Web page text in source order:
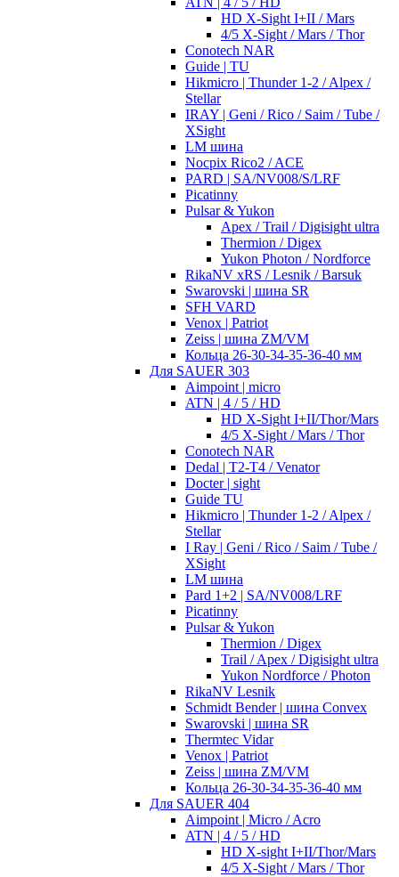
HD X-Sight I+II / Mars
4/5 X-Sight / Mars / Thor
Conotech NAR
Guide | TU
Hikmicro | Thunder 1-2 / Alpex /
Stellar
IRAY | Geni / Rico / Saim / Tube /
XSight
LM шина
Nocpix Rico2 / ACE
PARD | SA/NV008/S/LRF
Picatinny
Pulsar & Yukon
Apex / Trail / Digisight ultra
Thermion / Digex
Yukon Photon / Nordforce
RikaNV xRS / Lesnik / Barsuk
Swarovski | шина SR
SFH VARD
Venox | Patriot
Zeiss | шина ZM/VM
Кольца 26-30-34-35-36-40 мм
Для SAUER 303
Aimpoint | micro
ATN | 4 / 5 / HD
HD X-Sight I+II/Thor/Mars
4/5 X-Sight / Mars / Thor
Conotech NAR
Dedal | T2-T4 / Venator
Docter | sight
Guide TU
Hikmicro | Thunder 1-2 / Alpex /
Stellar
I Ray | Geni / Rico / Saim / Tube /
XSight
LM шина
Pard 1+2 | SA/NV008/LRF
Picatinny
Pulsar & Yukon
Thermion / Digex
Trail / Apex / Digisight ultra
Yukon Nordforce / Photon
RikaNV Lesnik
Schmidt Bender | шина Convex
Swarovski | шина SR
Thermtec Vidar
Venox | Patriot
Zeiss | шина ZM/VM
Кольца 26-30-34-35-36-40 мм
Для SAUER 404
Aimpoint | Micro / Acro
ATN | 4 / 5 / HD
HD X-sight I+II/Thor/Mars
4/5 X-Sight / Mars / Thor